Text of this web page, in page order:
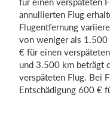
annullierten Flug
Flugentfernung
von weniger als 1.500
€ für einen
und 3.500 km beträgt
verspäteten Flug. Bei
Entschädigung 600 €